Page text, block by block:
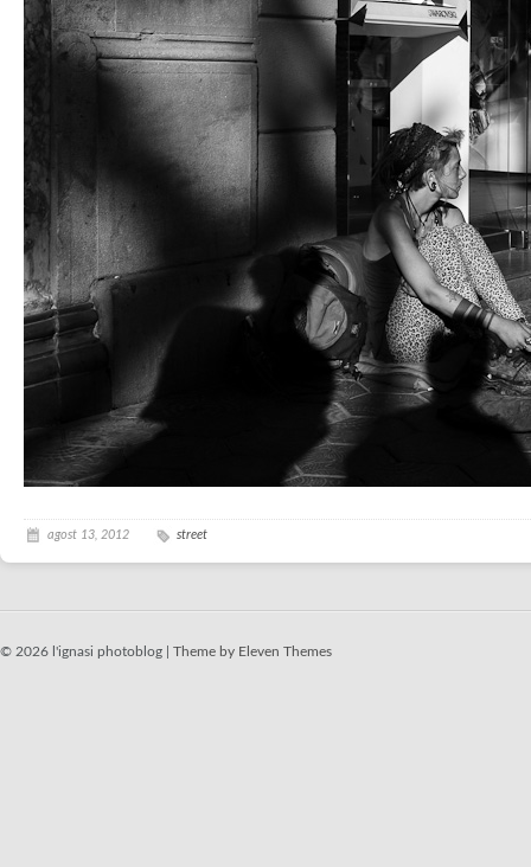
agost 13, 2012 street
© 2026 l'ignasi photoblog | Theme by Eleven Themes